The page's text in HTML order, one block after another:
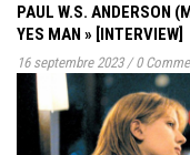
PAUL W.S. ANDERSON
YES MAN » [INTERVIEW]
16 septembre 2023 / 0